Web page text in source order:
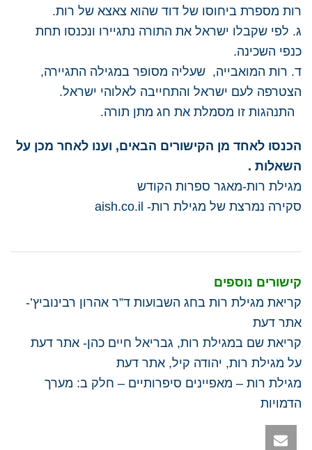
רות מספרת ביחוסו של דוד שהוא צאצא של רות.
ג. לפי שקבלו ישראל את התורה נתגיירו ונכנסו תחת
כנפי השכינה.
ד. רות המואבייה, שעליה מסופר במגילה התגיירה,
הצטרפה לעם ישראל והתחייבה לאלוהי ישראל.
התנהגות זו מסמלת את חג מתן תורה.
הכנסו לאחד מן הקישורים הבאים, וענו לאחר מכן על
השאלות .
מגילת רות-מאגר ספרות הקודש
סקירה נמרצת של מגילת רות- aish.co.il​
קישורים נוספים
קריאת מגילת רות בחג השבועות ד”ר אהרון רבינוביץ’-
אתר דעת
קריאת שם במגילת רות, גבריאל חיים כהן- אתר דעת
על מגילת רות, יהודה קיל, אתר דעת
מגילת רות – מאפיינים סיפרותיים – חלק ב: מערך
הדמויות